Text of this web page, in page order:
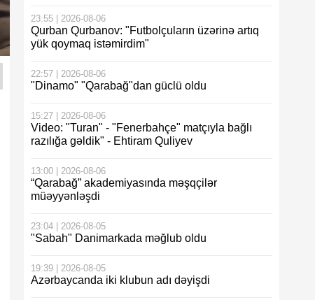
23:55 | 2026-08-06
Qurban Qurbanov: "Futbolçuların üzərinə artıq
yük qoymaq istəmirdim"
22:57 | 2026-08-06
"Dinamo" "Qarabağ"dan güclü oldu
15:27 | 2026-08-06
Video: "Turan" - "Fenerbahçe" matçıyla bağlı
razılığa gəldik" - Ehtiram Quliyev
13:00 | 2026-08-06
“Qarabağ” akademiyasında məşqçilər
müəyyənləşdi
23:04 | 2026-08-05
"Sabah" Danimarkada məğlub oldu
19:39 | 2026-08-05
Azərbaycanda iki klubun adı dəyişdi